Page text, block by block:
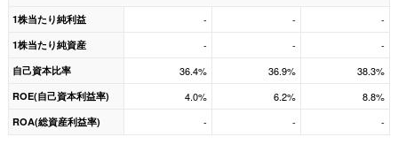
1株当たり純利益 - - -
1株当たり純資産 - - -
自己資本比率 36.4% 36.9% 38.3%
ROE(自己資本利益率) 4.0% 6.2% 8.8%
ROA(総資産利益率) - - -